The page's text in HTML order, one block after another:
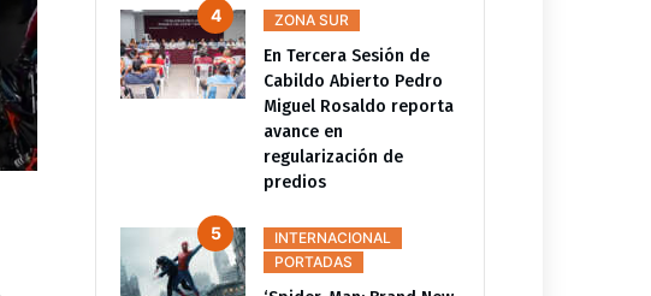
ZONA SUR
En Tercera Sesión de
Cabildo Abierto Pedro
Miguel Rosaldo reporta
avance en
regularización de
predios
INTERNACIONAL
PORTADAS